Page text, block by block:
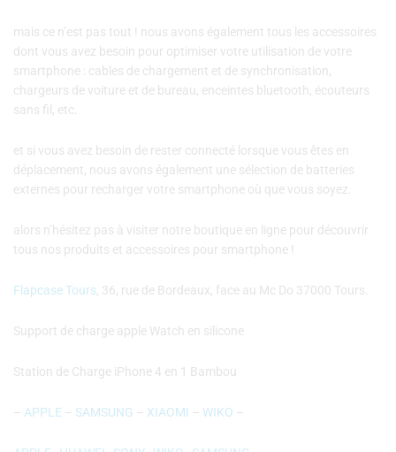
mais ce n’est pas tout ! nous avons également tous les accessoires
dont vous avez besoin pour optimiser votre utilisation de votre
smartphone : cables de chargement et de synchronisation,
chargeurs de voiture et de bureau, enceintes bluetooth, écouteurs
sans fil, etc.
et si vous avez besoin de rester connecté lorsque vous êtes en
déplacement, nous avons également une sélection de batteries
externes pour recharger votre smartphone où que vous soyez.
alors n’hésitez pas à visiter notre boutique en ligne pour découvrir
tous nos produits et accessoires pour smartphone !
Flapcase Tours, 36, rue de Bordeaux, face au Mc Do 37000 Tours.
Support de charge apple Watch en silicone
Station de Charge iPhone 4 en 1 Bambou
– APPLE – SAMSUNG – XIAOMI – WIKO –